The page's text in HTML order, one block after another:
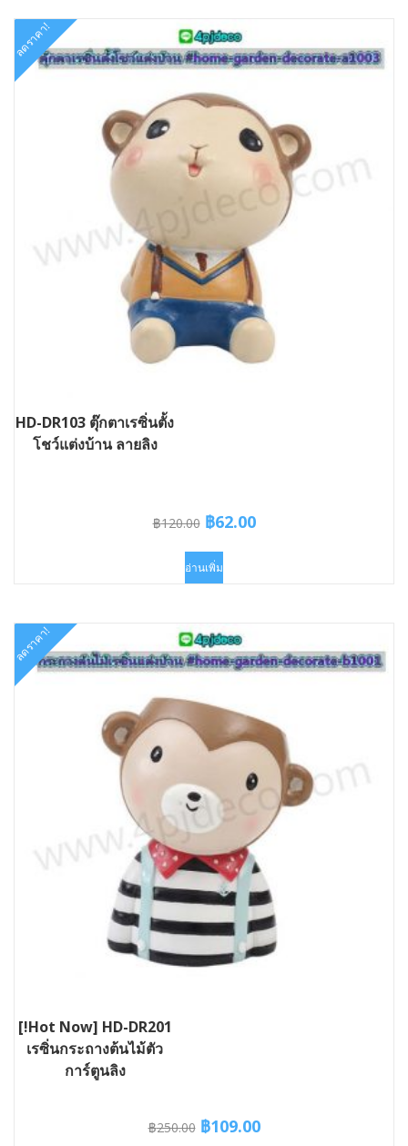
ลดราคา!
HD-DR103 ตุ๊กตาเรซิ่นตั้ง
โชว์แต่งบ้าน ลายลิง
฿120.00 Original
was:
฿62.00Current
อ่านเพิ่ม
ลดราคา!
[!Hot Now] HD-DR201
เรซิ่นกระถางต้นไม้ตัว
การ์ตูนลิง
฿250.00 Original
฿109.00Current